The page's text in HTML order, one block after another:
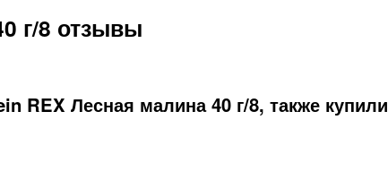
г/8 отзывы
REX Лесная малина 40 г/8, также купили